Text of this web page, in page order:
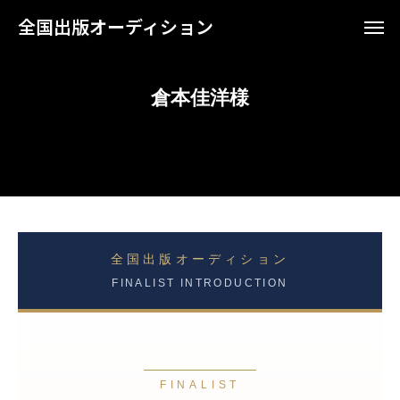
全国出版オーディション
倉本佳洋様
全国出版オーディション
FINALIST INTRODUCTION
FINALIST